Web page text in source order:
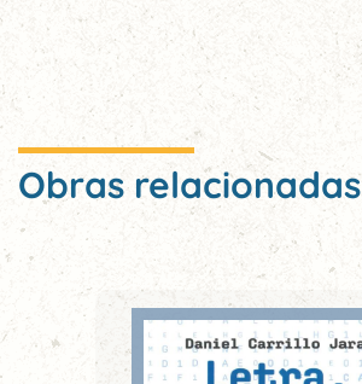
Obras relacionadas